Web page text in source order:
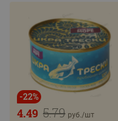
-22%
5.79
4.49 руб./шт